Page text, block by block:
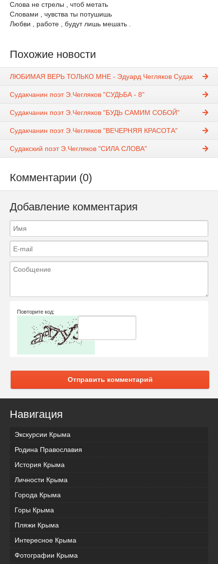
Слова не стрелы , чтоб метать
Словами , чувства ты потушишь
Любви , работе , будут лишь мешать .
Похожие новости
ЛЮБИМАЯ ВЕРЬ ТОЛЬКО МНЕ - Эдуард Чегляков Судак
Судакчанин поэт Э.Чегляков "СУДЬБА - 8"
Судакчанин поэт Э.Чегляков "БУДЬ САМИМ СОБОЙ"
Судакчанин поэт Э.Чегляков "ВЕЧЕРНЯЯ КРАСОТА"
Судакский поэт Э.Чегляков "СИЛА СЛОВА"
Комментарии (0)
Добавление комментария
Повторите код:
Отправить комментарий
Навигация
Экскурсии Крыма
Родина Православия
История Крыма
Личности Крыма
Города Крыма
Горы Крыма
Пляжи Крыма
Интересное Крыма
Фотографии Крыма